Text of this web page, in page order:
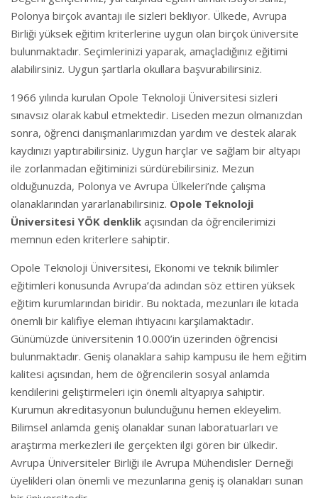
Polonya birçok avantajı ile sizleri bekliyor. Ülkede, Avrupa
Birliği yüksek eğitim kriterlerine uygun olan birçok üniversite
bulunmaktadır. Seçimlerinizi yaparak, amaçladığınız eğitimi
alabilirsiniz. Uygun şartlarla okullara başvurabilirsiniz.
1966 yılında kurulan Opole Teknoloji Üniversitesi sizleri
sınavsız olarak kabul etmektedir. Liseden mezun olmanızdan
sonra, öğrenci danışmanlarımızdan yardım ve destek alarak
kaydınızı yaptırabilirsiniz. Uygun harçlar ve sağlam bir altyapı
ile zorlanmadan eğitiminizi sürdürebilirsiniz. Mezun
olduğunuzda, Polonya ve Avrupa Ülkeleri’nde çalışma
olanaklarından yararlanabilirsiniz. Opole Teknoloji
Üniversitesi YÖK denklik açısından da öğrencilerimizi
memnun eden kriterlere sahiptir.
Opole Teknoloji Üniversitesi, Ekonomi ve teknik bilimler
eğitimleri konusunda Avrupa’da adından söz ettiren yüksek
eğitim kurumlarından biridir. Bu noktada, mezunları ile kıtada
önemli bir kalifiye eleman ihtiyacını karşılamaktadır.
Günümüzde üniversitenin 10.000’in üzerinden öğrencisi
bulunmaktadır. Geniş olanaklara sahip kampusu ile hem eğitim
kalitesi açısından, hem de öğrencilerin sosyal anlamda
kendilerini geliştirmeleri için önemli altyapıya sahiptir.
Kurumun akreditasyonun bulunduğunu hemen ekleyelim.
Bilimsel anlamda geniş olanaklar sunan laboratuarları ve
araştırma merkezleri ile gerçekten ilgi gören bir ülkedir.
Avrupa Üniversiteler Birliği ile Avrupa Mühendisler Derneği
üyelikleri olan önemli ve mezunlarına geniş iş olanakları sunan